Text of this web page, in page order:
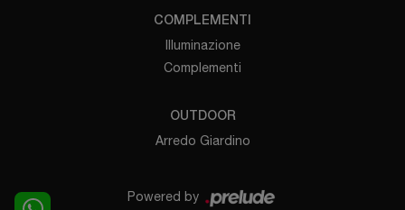
COMPLEMENTI
Illuminazione
Complementi
OUTDOOR
Arredo Giardino
Powered by